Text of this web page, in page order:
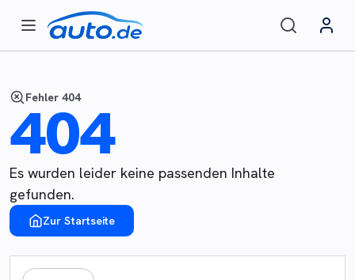
Fehler 404
404
Es wurden leider keine passenden Inhalte
gefunden.
Zur Startseite